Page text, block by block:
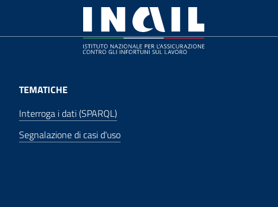
TEMATICHE
Interroga i dati (SPARQL)
Segnalazione di casi d'uso